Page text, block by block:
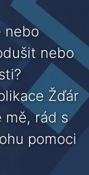
nebo
nebo
Žďár
mě, rád s
pomoci